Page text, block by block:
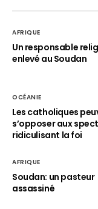
AFRIQUE
Un responsable
enlevé au Soudan
OCÉANIE
Les catholiques
s’opposer aux
ridiculisant la foi
AFRIQUE
Soudan: un pasteur
assassiné